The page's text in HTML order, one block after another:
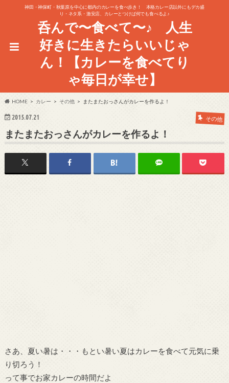
神田・神保町・秋葉原を中心に都内のカレーを食べ歩き！ 本格カレー店以外にもデカ盛
り・ネタ系・激安店、カレーとつけば何でも食べるよ♪
呑んで〜食べて〜♪ 人生
好きに生きたらいいじゃ
ん！【カレーを食べてり
ゃ毎日が幸せ】
HOME カレー その他 またまたおっさんがカレーを作るよ！
2015.07.21 その他
またまたおっさんがカレーを作るよ！
さあ、夏い暑は・・・もとい暑い夏はカレーを食べて元気に乗
り切ろう！
って事でお家カレーの時間だよ